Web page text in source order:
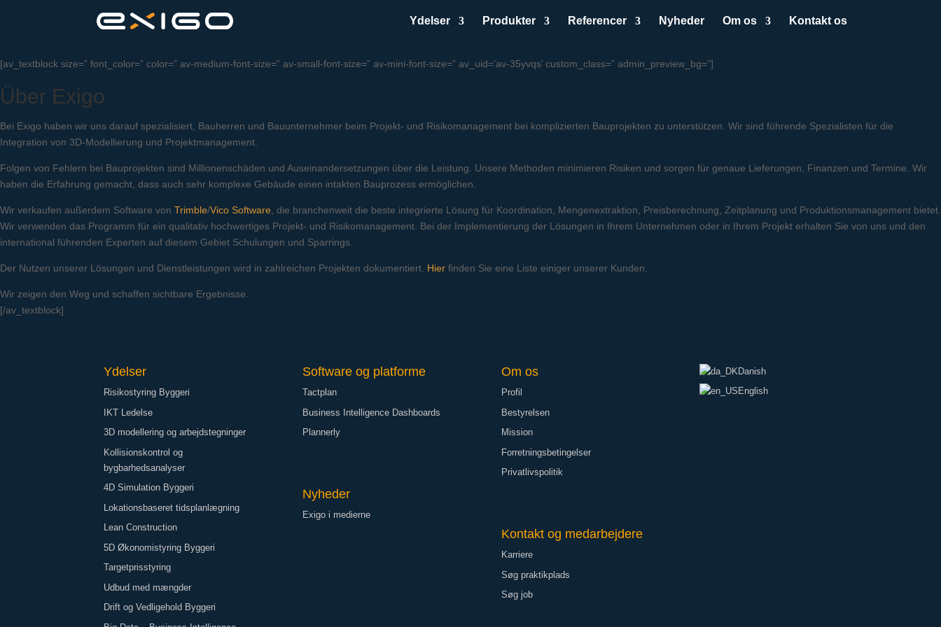
Ydelser Produkter Referencer Nyheder Om os Kontakt os
[av_textblock size=” font_color=” color=” av-medium-font-size=” av-small-font-size=” av-mini-font-size=” av_uid=’av-35yvqs’ custom_class=” admin_preview_bg=”]
Über Exigo
Bei Exigo haben wir uns darauf spezialisiert, Bauherren und Bauunternehmer beim Projekt- und Risikomanagement bei komplizierten Bauprojekten zu unterstützen. Wir sind führende Spezialisten für die
Integration von 3D-Modellierung und Projektmanagement.
Folgen von Fehlern bei Bauprojekten sind Millionenschäden und Auseinandersetzungen über die Leistung. Unsere Methoden minimieren Risiken und sorgen für genaue Lieferungen, Finanzen und Termine. Wir
haben die Erfahrung gemacht, dass auch sehr komplexe Gebäude einen intakten Bauprozess ermöglichen.
Wir verkaufen außerdem Software von Trimble/Vico Software , die branchenweit die beste integrierte Lösung für Koordination, Mengenextraktion, Preisberechnung, Zeitplanung und Produktionsmanagement bietet.
Wir verwenden das Programm für ein qualitativ hochwertiges Projekt- und Risikomanagement. Bei der Implementierung der Lösungen in Ihrem Unternehmen oder in Ihrem Projekt erhalten Sie von uns und den
international führenden Experten auf diesem Gebiet Schulungen und Sparrings.
Der Nutzen unserer Lösungen und Dienstleistungen wird in zahlreichen Projekten dokumentiert. Hier finden Sie eine Liste einiger unserer Kunden.
Wir zeigen den Weg und schaffen sichtbare Ergebnisse.
[/av_textblock]
Ydelser
Risikostyring Byggeri
IKT Ledelse
3D modellering og arbejdstegninger
Kollisionskontrol og
bygbarhedsanalyser
4D Simulation Byggeri
Lokationsbaseret tidsplanlægning
Lean Construction
5D Økonomistyring Byggeri
Targetprisstyring
Udbud med mængder
Drift og Vedligehold Byggeri
Software og platforme
Tactplan
Business Intelligence Dashboards
Plannerly
Nyheder
Exigo i medierne
Om os
Profil
Bestyrelsen
Mission
Forretningsbetingelser
Privatlivspolitik
Kontakt og medarbejdere
Karriere
Søg praktikplads
Søg job
Danish
English